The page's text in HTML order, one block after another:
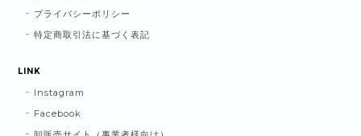
プライバシーポリシー
特定商取引法に基づく表記
LINK
Instagram
Facebook